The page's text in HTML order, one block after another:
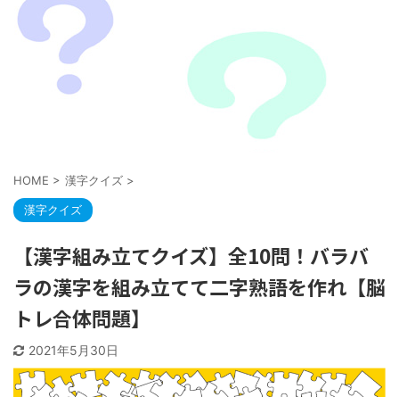
HOME > 漢字クイズ >
漢字クイズ
【漢字組み立てクイズ】全10問！バラバ
ラの漢字を組み立てて二字熟語を作れ【脳
トレ合体問題】
2021年5月30日